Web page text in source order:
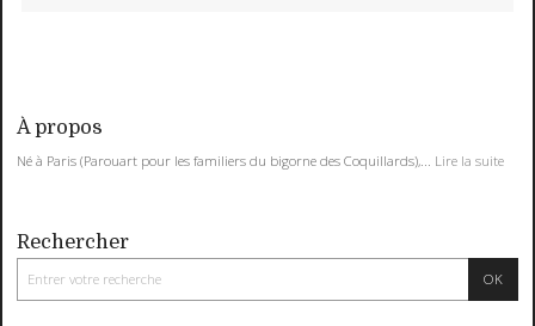
À propos
Né à Paris (Parouart pour les familiers du bigorne des Coquillards),... Lire la suite
Rechercher